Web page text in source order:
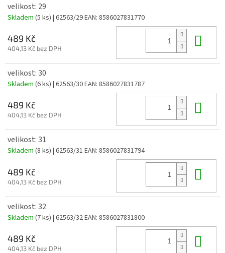
velikost: 29
Skladem (5 ks) | 62563/29EAN: 8586027831770
489 Kč
404,13 Kč bez DPH
velikost: 30
Skladem (6 ks) | 62563/30EAN: 8586027831787
489 Kč
404,13 Kč bez DPH
velikost: 31
Skladem (8 ks) | 62563/31 EAN: 8586027831794
489 Kč
404,13 Kč bez DPH
velikost: 32
Skladem (7 ks) | 62563/32EAN: 8586027831800
489 Kč
404,13 Kč bez DPH